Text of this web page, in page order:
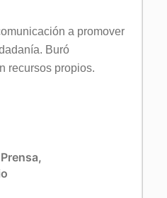
a promover
Buró
recursos propios.
,